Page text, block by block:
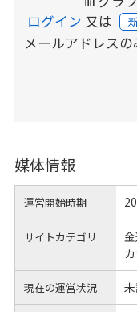
ログイン 又は
メールアドレスの
媒体情報
運営開始時期
サイトカテゴリ
現在の運営状況